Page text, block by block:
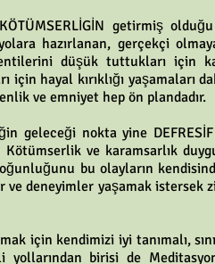
getirmiş
hazırlanan, gerçekçi
düşük tuttukları için
hayal kırıklığı yaşamaları
ve emniyet hep ön plandadır.
geleceği nokta yine
ve karamsarlık
bu olayların
ve deneyimler yaşamak
için kendimizi iyi tanımalı,
birisi de